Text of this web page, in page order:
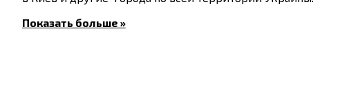
Показать больше »